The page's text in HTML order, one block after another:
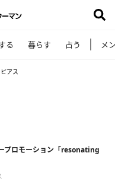
る 暮らす 占う メ
アス
プロモーション「resonating